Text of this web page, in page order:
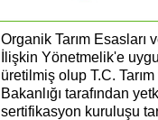
Organik Tarım Esasları
İlişkin Yönetmelik'e
üretilmiş olup T.C.
Bakanlığı tarafından
sertifikasyon kuruluşu